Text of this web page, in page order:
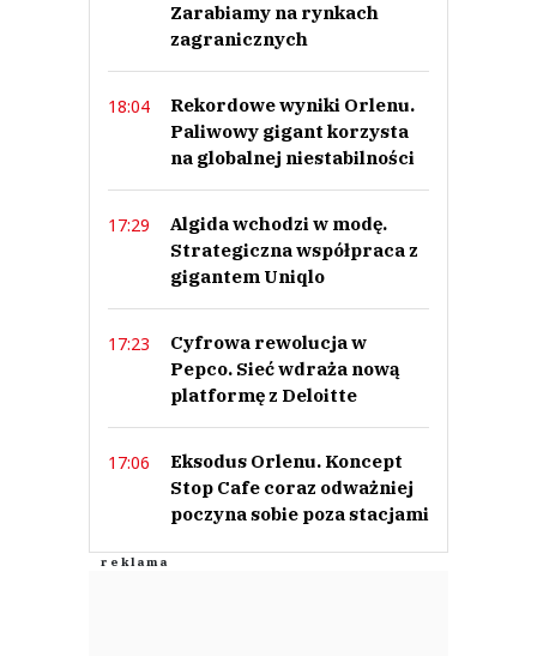
Zarabiamy na rynkach
zagranicznych
18:04
Rekordowe wyniki Orlenu.
Paliwowy gigant korzysta
na globalnej niestabilności
17:29
Algida wchodzi w modę.
Strategiczna współpraca z
gigantem Uniqlo
17:23
Cyfrowa rewolucja w
Pepco. Sieć wdraża nową
platformę z Deloitte
17:06
Eksodus Orlenu. Koncept
Stop Cafe coraz odważniej
poczyna sobie poza stacjami